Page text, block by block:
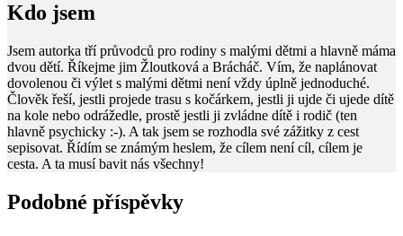
Kdo jsem
Jsem autorka tří průvodců pro rodiny s malými dětmi a hlavně máma
dvou dětí. Říkejme jim Žloutková a Brácháč. Vím, že naplánovat
dovolenou či výlet s malými dětmi není vždy úplně jednoduché.
Člověk řeší, jestli projede trasu s kočárkem, jestli ji ujde či ujede dítě
na kole nebo odrážedle, prostě jestli ji zvládne dítě i rodič (ten
hlavně psychicky :-). A tak jsem se rozhodla své zážitky z cest
sepisovat. Řídím se známým heslem, že cílem není cíl, cílem je
cesta. A ta musí bavit nás všechny!
Podobné příspěvky